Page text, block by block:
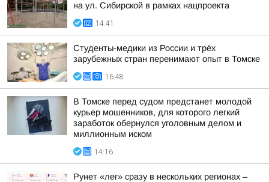
на ул. Сибирской в рамках нацпроекта
14:41
Студенты-медики из России и трёх
зарубежных стран перенимают опыт в Томске
16:48
В Томске перед судом предстанет молодой
курьер мошенников, для которого легкий
заработок обернулся уголовным делом и
миллионным иском
14:16
Рунет «лег» сразу в нескольких регионах –